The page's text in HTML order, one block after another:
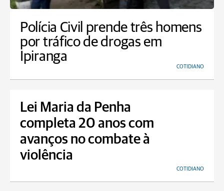
Polícia Civil prende três homens
por tráfico de drogas em
Ipiranga
COTIDIANO
Lei Maria da Penha
completa 20 anos com
avanços no combate à
violência
COTIDIANO